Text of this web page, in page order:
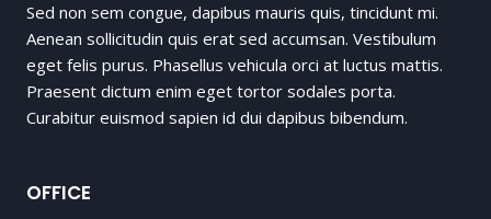
Sed non sem congue, dapibus mauris quis, tincidunt mi.
Aenean sollicitudin quis erat sed accumsan. Vestibulum
eget felis purus. Phasellus vehicula orci at luctus mattis.
Praesent dictum enim eget tortor sodales porta.
Curabitur euismod sapien id dui dapibus bibendum.
OFFICE